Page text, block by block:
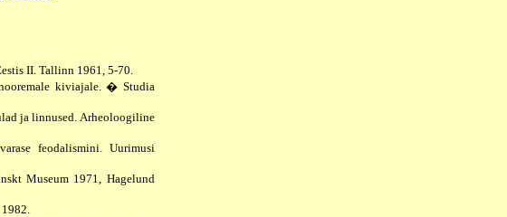
II. Tallinn 1961, 5-70.
kiviajale. � Studia
ja linnused. Arheoloogiline
feodalismini. Uurimusi
Museum 1971, Hagelund